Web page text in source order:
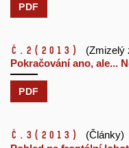
PDF
č.2 (2013)
(Zmizelý
Pokračování ano, ale...
PDF
č.3 (2013)
(Články)